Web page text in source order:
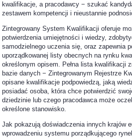
kwalifikacje, a pracodawcy − szukać
zestawem kompetencji i nieustannie
Zintegrowany System Kwalifikacji oferuje
potwierdzenia umiejętności i wiedzy,
samodzielnego uczenia się, oraz zapewnia
uporządkowanej listy obecnych na rynku
określonym opisem. Pełna lista kwalifikacji
bazie danych − Zintegrowanym Rejestrze
opisane kwalifikacje podpowiedzą, jaką
posiadać osoba, która chce potwierdzić
dziedzinie lub czego pracodawca może
określone stanowisko.
Jak pokazują doświadczenia innych krajów
wprowadzeniu systemu porządkującego